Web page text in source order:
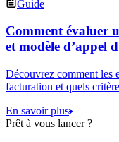
Guide
Comment évaluer
et modèle d’appel
Découvrez comment les
facturation et quels
En savoir plus
Prêt à vous lancer ?